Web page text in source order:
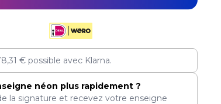
€ possible avec Klarna.
néon plus rapidement ?
la signature et recevez votre enseigne